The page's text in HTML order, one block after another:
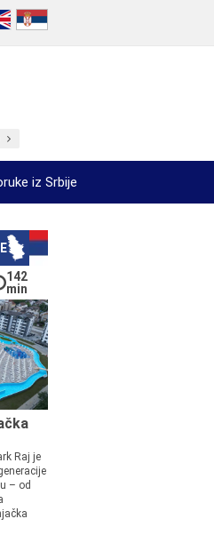
iz Srbije
142
min
Raj je
– od